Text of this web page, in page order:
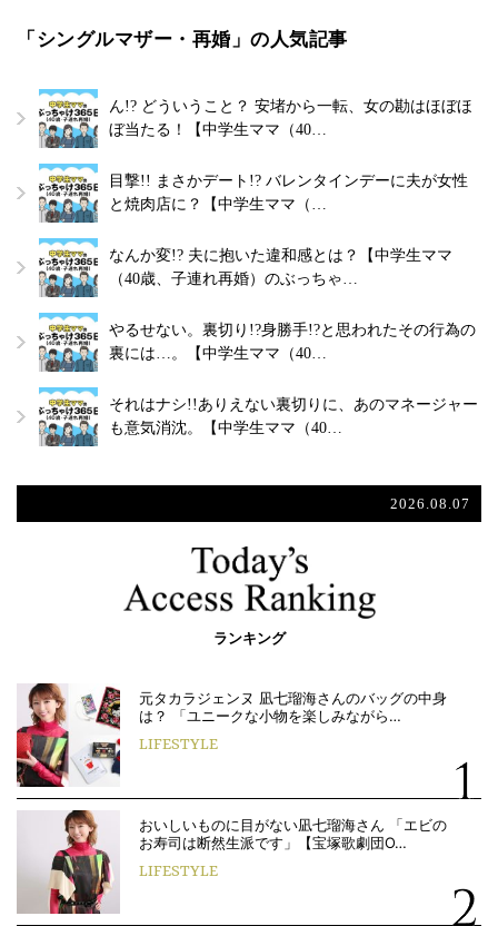
「シングルマザー・再婚」の人気記事
ん!? どういうこと？ 安堵から一転、女の勘はほぼほ
ぼ当たる！【中学生ママ（40…
目撃!! まさかデート!? バレンタインデーに夫が女性
と焼肉店に？【中学生ママ（…
なんか変!? 夫に抱いた違和感とは？【中学生ママ
（40歳、子連れ再婚）のぶっちゃ…
やるせない。裏切り!?身勝手!?と思われたその行為の
裏には…。【中学生ママ（40…
それはナシ!!ありえない裏切りに、あのマネージャー
も意気消沈。【中学生ママ（40…
2026.08.07
ランキング
元タカラジェンヌ 凪七瑠海さんのバッグの中身
は？ 「ユニークな小物を楽しみながら…
LIFESTYLE
おいしいものに目がない凪七瑠海さん 「エビの
お寿司は断然生派です」【宝塚歌劇団O…
LIFESTYLE